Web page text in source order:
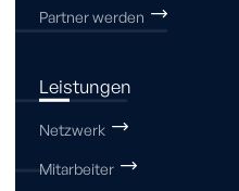
Partner werden
Leistungen
Netzwerk
Mitarbeiter